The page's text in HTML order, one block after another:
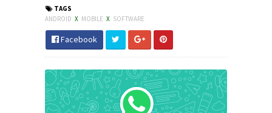
TAGS
ANDROID X MOBILE X SOFTWARE
Facebook